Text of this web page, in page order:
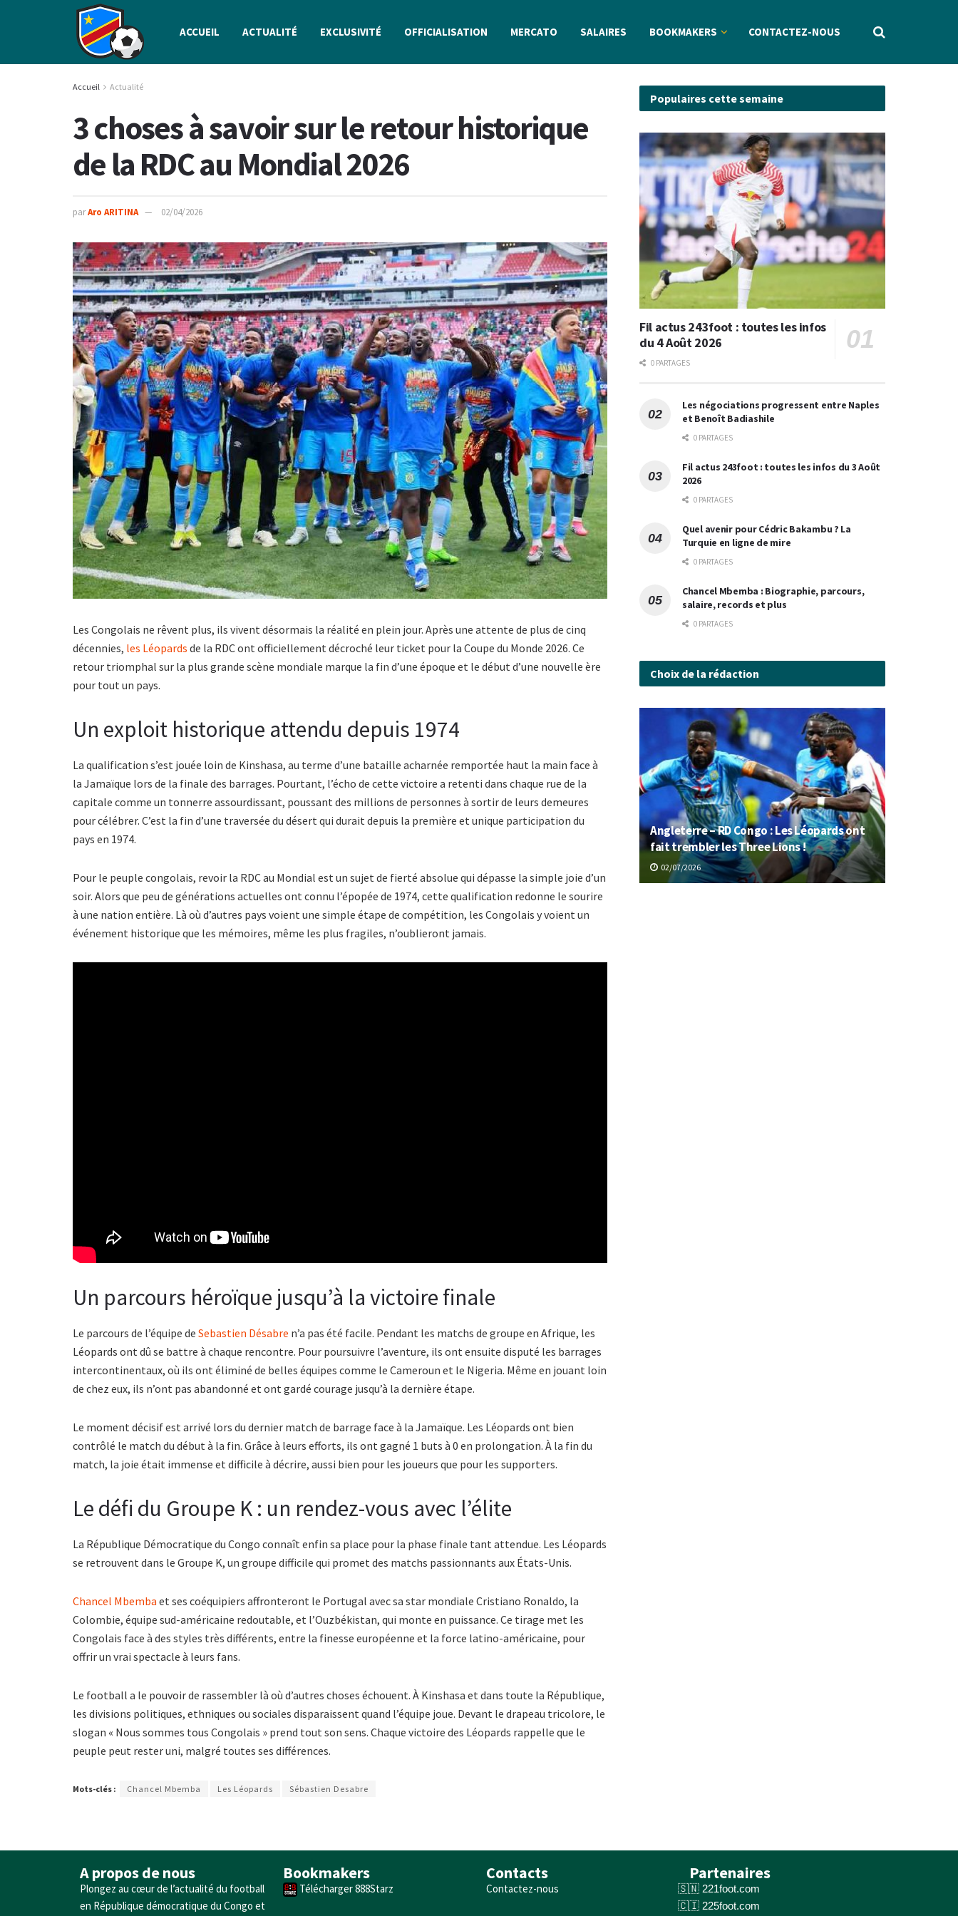
ACCUEIL ACTUALITÉ EXCLUSIVITÉ OFFICIALISATION MERCATO SALAIRES BOOKMAKERS CONTACTEZ-NOUS
Accueil Actualité
3 choses à savoir sur le retour historique
de la RDC au Mondial 2026
parAro ARITINA 02/04/2026
Les Congolais ne rêvent plus, ils vivent désormais la réalité en plein jour. Après une attente de plus de cinq
décennies, les Léopards de la RDC ont officiellement décroché leur ticket pour la Coupe du Monde 2026. Ce
retour triomphal sur la plus grande scène mondiale marque la fin d’une époque et le début d’une nouvelle ère
pour tout un pays.
Un exploit historique attendu depuis 1974
La qualification s’est jouée loin de Kinshasa, au terme d’une bataille acharnée remportée haut la main face à
la Jamaïque lors de la finale des barrages. Pourtant, l’écho de cette victoire a retenti dans chaque rue de la
capitale comme un tonnerre assourdissant, poussant des millions de personnes à sortir de leurs demeures
pour célébrer. C’est la fin d’une traversée du désert qui durait depuis la première et unique participation du
pays en 1974.
Pour le peuple congolais, revoir la RDC au Mondial est un sujet de fierté absolue qui dépasse la simple joie d’un
soir. Alors que peu de générations actuelles ont connu l’épopée de 1974, cette qualification redonne le sourire
à une nation entière. Là où d’autres pays voient une simple étape de compétition, les Congolais y voient un
événement historique que les mémoires, même les plus fragiles, n’oublieront jamais.
Un parcours héroïque jusqu’à la victoire finale
Le parcours de l’équipe de Sebastien Désabre n’a pas été facile. Pendant les matchs de groupe en Afrique, les
Léopards ont dû se battre à chaque rencontre. Pour poursuivre l’aventure, ils ont ensuite disputé les barrages
intercontinentaux, où ils ont éliminé de belles équipes comme le Cameroun et le Nigeria. Même en jouant loin
de chez eux, ils n’ont pas abandonné et ont gardé courage jusqu’à la dernière étape.
Le moment décisif est arrivé lors du dernier match de barrage face à la Jamaïque. Les Léopards ont bien
contrôlé le match du début à la fin. Grâce à leurs efforts, ils ont gagné 1 buts à 0 en prolongation. À la fin du
match, la joie était immense et difficile à décrire, aussi bien pour les joueurs que pour les supporters.
Le défi du Groupe K : un rendez-vous avec l’élite
La République Démocratique du Congo connaît enfin sa place pour la phase finale tant attendue. Les Léopards
se retrouvent dans le Groupe K, un groupe difficile qui promet des matchs passionnants aux États-Unis.
Chancel Mbemba et ses coéquipiers affronteront le Portugal avec sa star mondiale Cristiano Ronaldo, la
Colombie, équipe sud-américaine redoutable, et l’Ouzbékistan, qui monte en puissance. Ce tirage met les
Congolais face à des styles très différents, entre la finesse européenne et la force latino-américaine, pour
offrir un vrai spectacle à leurs fans.
Le football a le pouvoir de rassembler là où d’autres choses échouent. À Kinshasa et dans toute la République,
les divisions politiques, ethniques ou sociales disparaissent quand l’équipe joue. Devant le drapeau tricolore, le
slogan « Nous sommes tous Congolais » prend tout son sens. Chaque victoire des Léopards rappelle que le
peuple peut rester uni, malgré toutes ses différences.
Mots-clés : Chancel Mbemba Les Léopards Sébastien Desabre
Populaires cette semaine
Fil actus 243foot : toutes les infos
du 4 Août 2026
0 PARTAGES
Les négociations progressent entre Naples
et Benoît Badiashile
0 PARTAGES
Fil actus 243foot : toutes les infos du 3 Août
2026
0 PARTAGES
Quel avenir pour Cédric Bakambu ? La
Turquie en ligne de mire
0 PARTAGES
Chancel Mbemba : Biographie, parcours,
salaire, records et plus
0 PARTAGES
Choix de la rédaction
Angleterre – RD Congo : Les Léopards ont
fait trembler les Three Lions !
02/07/2026
A propos de nous
Plongez au cœur de l’actualité du football
en République démocratique du Congo et
Bookmakers
Télécharger 888Starz
Contacts
Contactez-nous
Partenaires
221foot.com
225foot.com